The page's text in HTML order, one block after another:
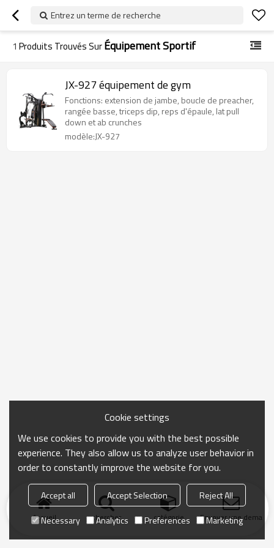
Entrez un terme de recherche
1 Produits Trouvés SurÉquipement Sportif
JX-927 équipement de gym
Fonctions: extension de jambe, boucle de preacher,
rangée basse, triceps dip, reps d'épaule, lat pull
down et ab crunches
modèle:JX-927
Accueil chercher catégorie Envoyer une
Cookie settings
We use cookies to provide you with the best possible
experience. They also allow us to analyze user behavior in
order to constantly improve the website for you.
Accept all Accept Selection
Reject All
Necessary
Analytics Preferences Marketing